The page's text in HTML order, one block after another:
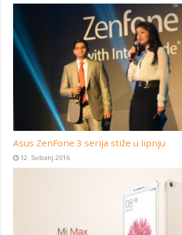
Asus ZenFone 3 serija stiže u lipnju
12. Svibanj 2016